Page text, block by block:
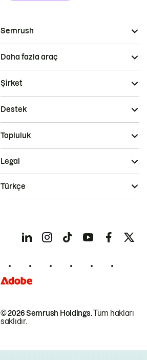
Semrush
Daha fazla araç
Şirket
Destek
Topluluk
© 2026 Semrush Holdings.Tüm hakları
saklıdır.
Legal
Türkçe